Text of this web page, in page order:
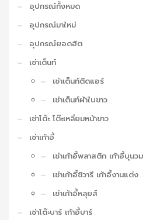
อุปกรณ์ทั้งหมด
อุปกรณ์มาใหม่
อุปกรณ์ยอดฮิต
เช่าเต็นท์
เช่าเต็นท์ติดแอร์
เช่าเต็นท์ผ้าใบขาว
เช่าโต๊ะ โต๊ะเหลี่ยมหน้าขาว
เช่าเก้าอี้
เช่าเก้าอี้พลาสติก เก้าอี้บุนวม
เช่าเก้าอี้ชิวารี เก้าอี้งานแต่ง
เช่าเก้าอี้หลุยส์
เช่าโต๊ะบาร์ เก้าอี้บาร์